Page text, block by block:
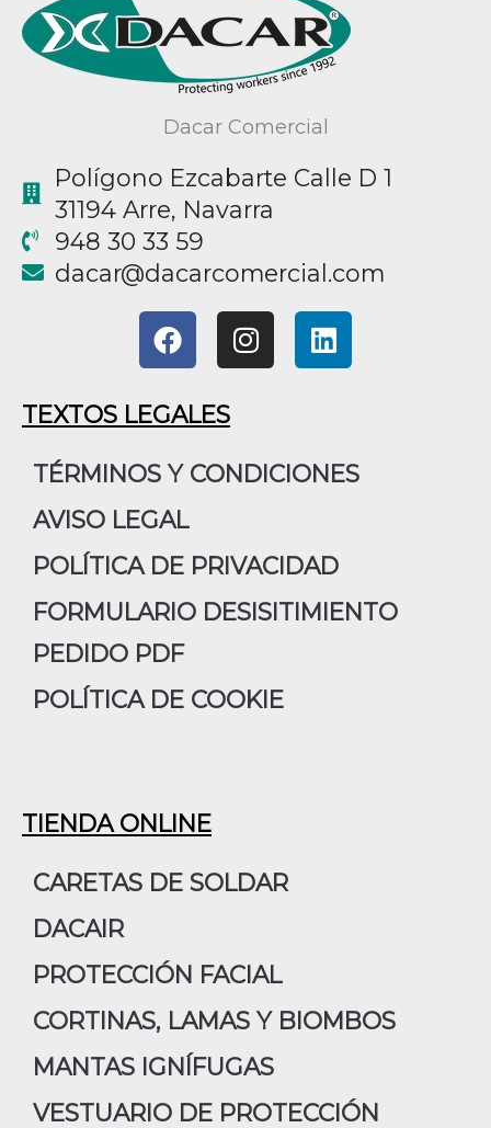
Dacar Comercial
Polígono Ezcabarte Calle D 1
31194 Arre, Navarra
948 30 33 59
moc.laicremocracad
@racad
F
a
e
b
o
k
I
n
g
m
L
i
d
TEXTOS LEGALES
TÉRMINOS Y CONDICIONES
AVISO LEGAL
POLÍTICA DE PRIVACIDAD
FORMULARIO DESISITIMIENTO
PEDIDO PDF
POLÍTICA DE COOKIE
TIENDA ONLINE
CARETAS DE SOLDAR
DACAIR
PROTECCIÓN FACIAL
CORTINAS, LAMAS Y BIOMBOS
MANTAS IGNÍFUGAS
VESTUARIO DE PROTECCIÓN